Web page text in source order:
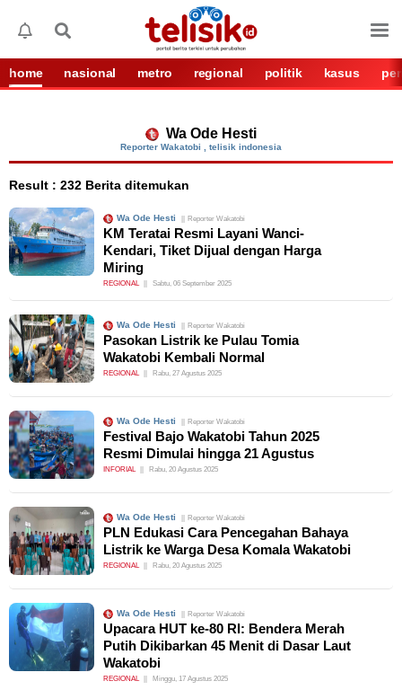
home nasional metro regional politik kasus
Wa Ode Hesti
Reporter Wakatobi , telisik indonesia
Result : 232 Berita ditemukan
Wa Ode Hesti Reporter Wakatobi
KM Teratai Resmi Layani Wanci-
Kendari, Tiket Dijual dengan Harga
Miring
REGIONAL Sabtu, 06 September 2025
Wa Ode Hesti Reporter Wakatobi
Pasokan Listrik ke Pulau Tomia
Wakatobi Kembali Normal
REGIONAL Rabu, 27 Agustus 2025
Wa Ode Hesti Reporter Wakatobi
Festival Bajo Wakatobi Tahun 2025
Resmi Dimulai hingga 21 Agustus
INFORIAL Rabu, 20 Agustus 2025
Wa Ode Hesti Reporter Wakatobi
PLN Edukasi Cara Pencegahan Bahaya
Listrik ke Warga Desa Komala Wakatobi
REGIONAL Rabu, 20 Agustus 2025
Wa Ode Hesti Reporter Wakatobi
Upacara HUT ke-80 RI: Bendera Merah
Putih Dikibarkan 45 Menit di Dasar Laut
Wakatobi
REGIONAL Minggu, 17 Agustus 2025